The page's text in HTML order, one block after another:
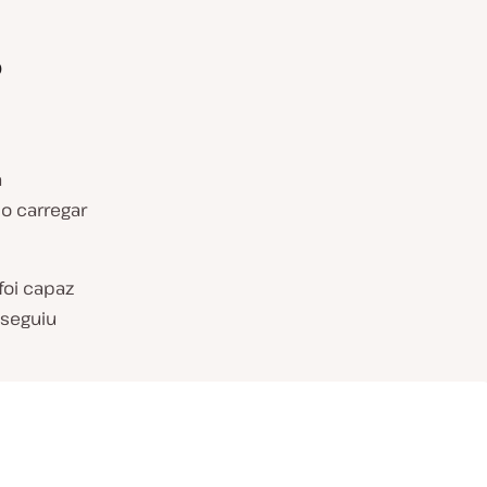
carregar
capaz